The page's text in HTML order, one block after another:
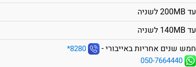
עד 200MB לשניה
עד 140MB לשניה
חמש שנים אחריות באייבורי -
‎*8280
050-7664440